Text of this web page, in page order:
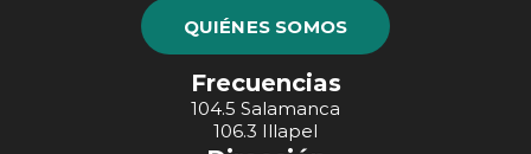
QUIÉNES SOMOS
Frecuencias
104.5 Salamanca
106.3 Illapel